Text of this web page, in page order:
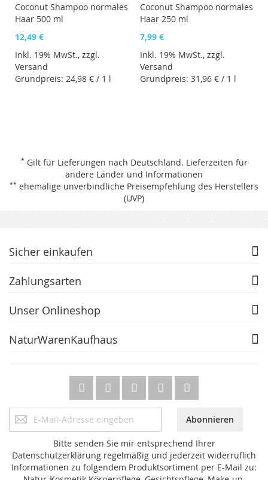
Coconut Shampoo normales
Haar 500 ml
12,49 €
Inkl. 19% MwSt., zzgl.
Versand
Grundpreis: 24,98 € / 1 l
Coconut Shampoo normales
Haar 250 ml
7,99 €
Inkl. 19% MwSt., zzgl.
Versand
Grundpreis: 31,96 € / 1 l
* Gilt für Lieferungen nach Deutschland. Lieferzeiten für
andere Länder und Informationen
** ehemalige unverbindliche Preisempfehlung des Herstellers
(UVP)
Sicher einkaufen
Zahlungsarten
Unser Onlineshop
NaturWarenKaufhaus
Anmeldung
zum
Abonnieren
Bitte senden Sie mir entsprechend Ihrer
Datenschutzerklärung regelmäßig und jederzeit widerruflich
Informationen zu folgendem Produktsortiment per E-Mail zu: